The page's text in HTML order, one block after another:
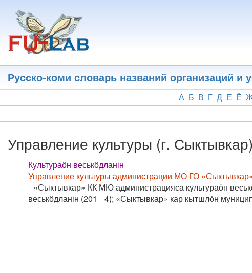
основному
содержанию
Русско-коми словарь названий организаций и
А Б В Г Д Е Ё
Управление культуры (г. Сыктывкар)
Культураӧн веськӧдланін
Управление культуры администрации МО ГО
«Сыктывкар» КК МЮ администрацияса культураӧн
веськӧдланін (201
4); «Сыктывкар» кар кытшлӧн